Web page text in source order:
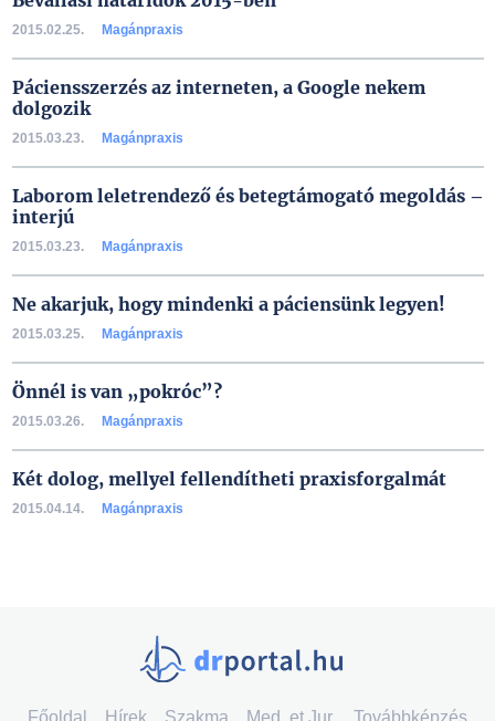
2015.02.25. Magánpraxis
Páciensszerzés az interneten, a Google nekem
dolgozik
2015.03.23. Magánpraxis
Laborom leletrendező és betegtámogató megoldás –
interjú
2015.03.23. Magánpraxis
Ne akarjuk, hogy mindenki a páciensünk legyen!
2015.03.25. Magánpraxis
Önnél is van „pokróc”?
2015.03.26. Magánpraxis
Két dolog, mellyel fellendítheti praxisforgalmát
2015.04.14. Magánpraxis
Főoldal Hírek Szakma Med. et Jur. Továbbképzés